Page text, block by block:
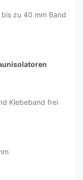
zu 40 mm Band
Klebeband frei